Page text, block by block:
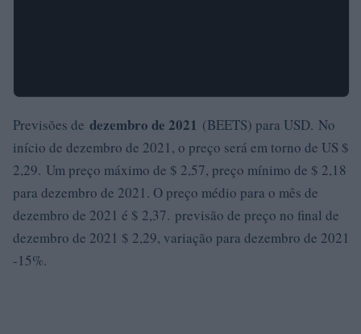
Previsões de dezembro de 2021 (BEETS) para USD. No
início de dezembro de 2021, o preço será em torno de US $
2,29. Um preço máximo de $ 2,57, preço mínimo de $ 2,18
para dezembro de 2021. O preço médio para o mês de
dezembro de 2021 é $ 2,37. previsão de preço no final de
dezembro de 2021 $ 2,29, variação para dezembro de 2021
-15%.